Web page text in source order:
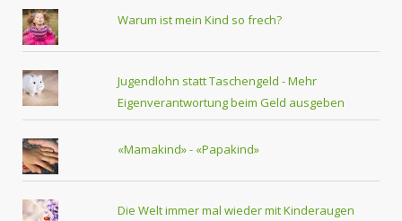
Warum ist mein Kind so frech?
Jugendlohn statt Taschengeld - Mehr
Eigenverantwortung beim Geld ausgeben
«Mamakind» - «Papakind»
Die Welt immer mal wieder mit Kinderaugen